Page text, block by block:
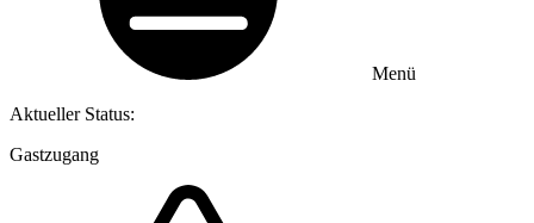
Menü
Aktueller Status:
Gastzugang